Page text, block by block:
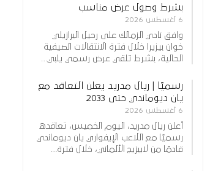
بشرط وصول عرض مناسب
6 أغسطس 2026
وافق نادي الزمالك على رحيل البرازيلي
خوان بيزيرا خلال فترة الانتقالات الصيفية
الحالية، بشرط تلقي عرض رسمي يلبي…
رسميًا | ريال مدريد يعلن التعاقد مع
يان ديوماندي حتى 2033
6 أغسطس 2026
أعلن ريال مدريد، اليوم الخميس، تعاقده
رسميًا مع اللاعب الإيفواري يان ديوماندي
قادمًا من لايبزيج الألماني، خلال فترة…